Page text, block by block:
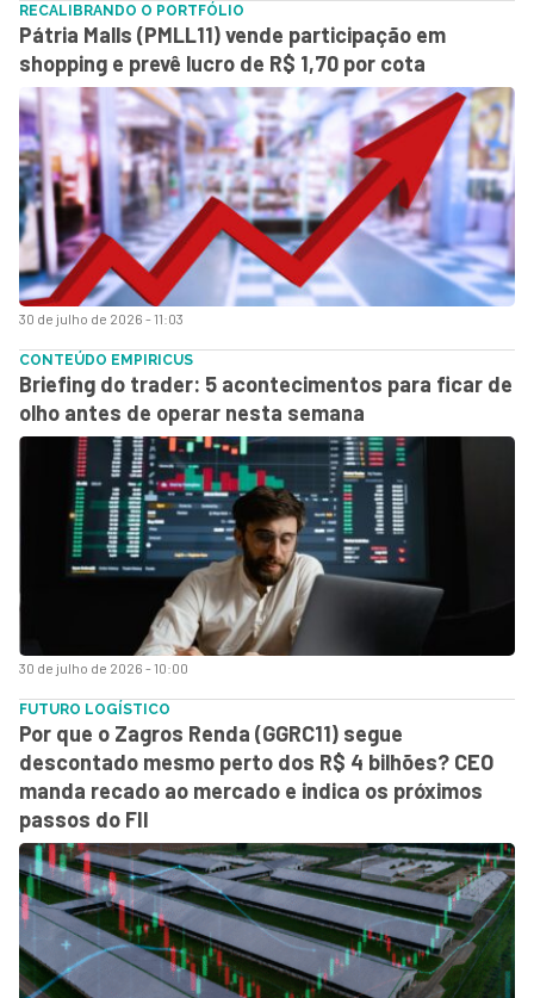
30 de julho de 2026 - 11:03
RECALIBRANDO O PORTFÓLIO
Pátria Malls (PMLL11) vende participação em
shopping e prevê lucro de R$ 1,70 por cota
30 de julho de 2026 - 10:00
CONTEÚDO EMPIRICUS
Briefing do trader: 5 acontecimentos para ficar de
olho antes de operar nesta semana
FUTURO LOGÍSTICO
Por que o Zagros Renda (GGRC11) segue
descontado mesmo perto dos R$ 4 bilhões? CEO
manda recado ao mercado e indica os próximos
passos do FII